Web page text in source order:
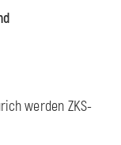
werden ZKS-